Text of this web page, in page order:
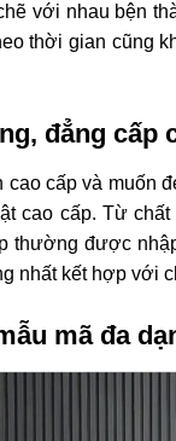
với nhau bện
thời gian cũng
đẳng cấp
cấp và muốn
cao cấp. Từ
thường được
nhất kết hợp với
mã đa